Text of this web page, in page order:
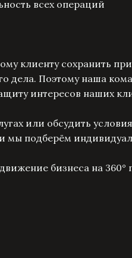
всех операций
клиенту сохранить
дела. Поэтому наша
интересов наших
или обсудить
мы подберём
бизнеса на